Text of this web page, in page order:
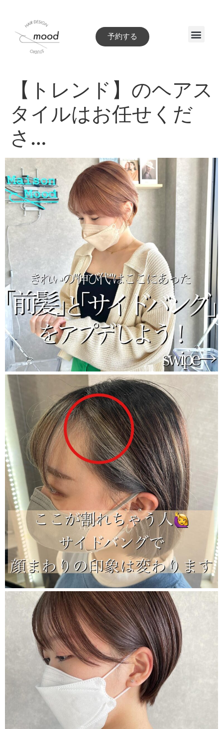
予約する
【トレンド】のヘアス
タイルはお任せくだ
さ…